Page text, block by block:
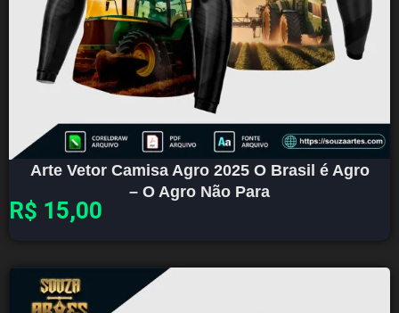
Arte Vetor Camisa Agro 2025 O Brasil é Agro
– O Agro Não Para
R$ 15,00